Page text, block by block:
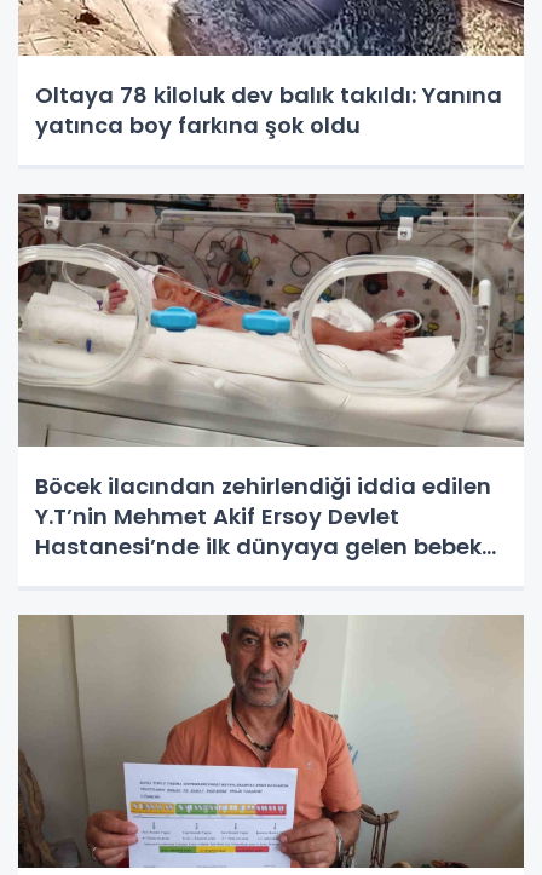
Oltaya 78 kiloluk dev balık takıldı: Yanına
yatınca boy farkına şok oldu
Böcek ilacından zehirlendiği iddia edilen
Y.T’nin Mehmet Akif Ersoy Devlet
Hastanesi’nde ilk dünyaya gelen bebek